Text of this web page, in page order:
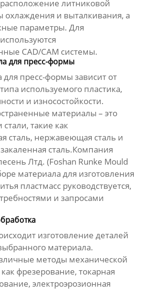
литниковой
охлаждения и выталкивания, а
параметры. Для
CAD/CAM системы.
для пресс-формы
пресс-формы зависит от
используемого пластика,
и износостойкости.
материалы – это
такие как
сталь, нержавеющая сталь и
сталь.Компания
Лтд. (Foshan Runke Mould
материала для изготовления
пластмасс руководствуется,
и запросами
изготовление деталей
материала.
методы механической
фрезерование, токарная
электроэрозионная